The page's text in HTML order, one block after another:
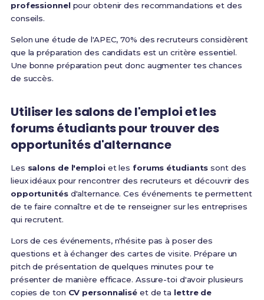
professionnelpour obtenir des recommandations et des
conseils.
Selon une étude de l'APEC, 70% des recruteurs considèrent
que la préparation des candidats est un critère essentiel.
Une bonne préparation peut donc augmenter tes chances
de succès.
Utiliser lessalons de l'emploiet les
forums étudiantspour trouver des
opportunitésd'alternance
Les salons de l'emploiet les forums étudiants sont des
lieux idéaux pour rencontrer des recruteurs et découvrir des
opportunitésd'alternance. Ces événements te permettent
de te faire connaître et de te renseigner sur les entreprises
qui recrutent.
Lors de ces événements, n'hésite pas à poser des
questions et à échanger des cartes de visite. Prépare un
pitch de présentation de quelques minutes pour te
présenter de manière efficace. Assure-toi d'avoir plusieurs
copies de ton CV personnalisé et de ta lettre de